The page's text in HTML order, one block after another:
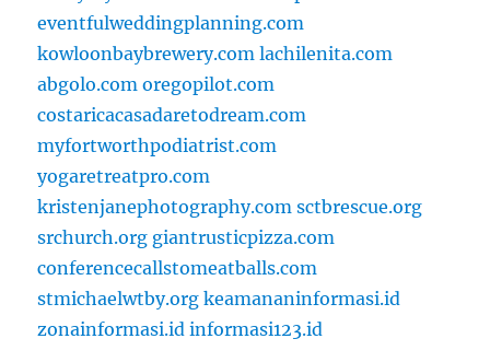
eventfulweddingplanning.com
kowloonbaybrewery.com lachilenita.com
abgolo.com oregopilot.com
costaricacasadaretodream.com
myfortworthpodiatrist.com
yogaretreatpro.com
kristenjanephotography.com sctbrescue.org
srchurch.org giantrusticpizza.com
conferencecallstomeatballs.com
stmichaelwtby.org keamananinformasi.id
zonainformasi.id informasi123.id